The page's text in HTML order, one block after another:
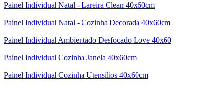
Painel Individual Natal - Lareira Clean 40x60cm
Painel Individual Natal - Cozinha Decorada 40x60cm
Painel Individual Ambientado Desfocado Love 40x60
Painel Individual Cozinha Janela 40x60cm
Painel Individual Cozinha Utensílios 40x60cm